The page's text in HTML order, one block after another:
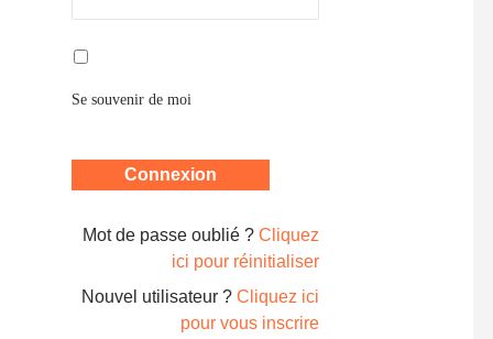
Se souvenir de moi
Mot de passe oublié ? Cliquez
ici pour réinitialiser
Nouvel utilisateur ? Cliquez ici
pour vous inscrire